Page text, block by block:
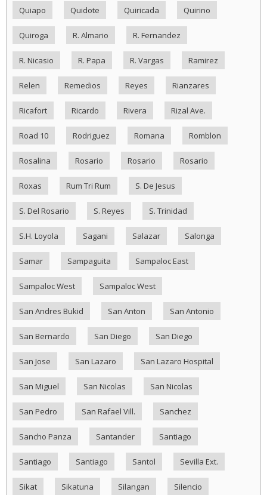
Quiapo Quidote Quiricada Quirino
Quiroga R. Almario R. Fernandez
R. Nicasio R. Papa R. Vargas Ramirez
Relen Remedios Reyes Rianzares
Ricafort Ricardo Rivera Rizal Ave.
Road 10 Rodriguez Romana Romblon
Rosalina Rosario Rosario Rosario
Roxas Rum Tri Rum S. De Jesus
S. Del Rosario S. Reyes S. Trinidad
S.H. Loyola Sagani Salazar Salonga
Samar Sampaguita Sampaloc East
Sampaloc West Sampaloc West
San Andres Bukid San Anton San Antonio
San Bernardo San Diego San Diego
San Jose San Lazaro San Lazaro Hospital
San Miguel San Nicolas San Nicolas
San Pedro San Rafael Vill. Sanchez
Sancho Panza Santander Santiago
Santiago Santiago Santol Sevilla Ext.
Sikat Sikatuna Silangan Silencio